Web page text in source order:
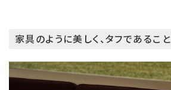
家具のように美しく、タフであること